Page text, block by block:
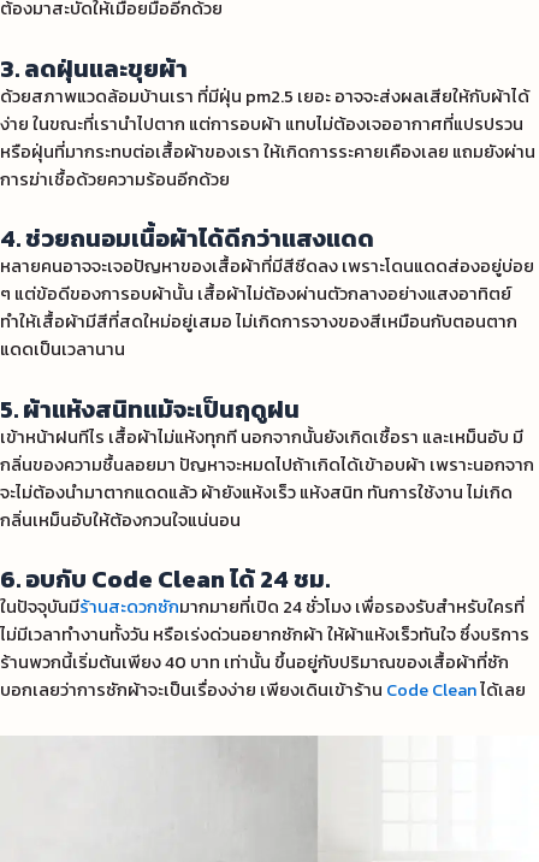
ต้องมาสะบัดให้เมื่อยมืออีกด้วย
3. ลดฝุ่นและขุยผ้า
ด้วยสภาพแวดล้อมบ้านเรา ที่มีฝุ่น pm2.5 เยอะ อาจจะส่งผลเสียให้กับผ้าได้
ง่าย ในขณะที่เรานำไปตาก แต่การอบผ้า แทบไม่ต้องเจออากาศที่แปรปรวน
หรือฝุ่นที่มากระทบต่อเสื้อผ้าของเรา ให้เกิดการระคายเคืองเลย แถมยังผ่าน
การฆ่าเชื้อด้วยความร้อนอีกด้วย
4. ช่วยถนอมเนื้อผ้าได้ดีกว่าแสงแดด
หลายคนอาจจะเจอปัญหาของเสื้อผ้าที่มีสีซีดลง เพราะโดนแดดส่องอยู่บ่อย
ๆ แต่ข้อดีของการอบผ้านั้น เสื้อผ้าไม่ต้องผ่านตัวกลางอย่างแสงอาทิตย์
ทำให้เสื้อผ้ามีสีที่สดใหม่อยู่เสมอ ไม่เกิดการจางของสีเหมือนกับตอนตาก
แดดเป็นเวลานาน
5. ผ้าแห้งสนิทแม้จะเป็นฤดูฝน
เข้าหน้าฝนทีไร เสื้อผ้าไม่แห้งทุกที นอกจากนั้นยังเกิดเชื้อรา และเหม็นอับ มี
กลิ่นของความชื้นลอยมา ปัญหาจะหมดไปถ้าเกิดได้เข้าอบผ้า เพราะนอกจาก
จะไม่ต้องนำมาตากแดดแล้ว ผ้ายังแห้งเร็ว แห้งสนิท ทันการใช้งาน ไม่เกิด
กลิ่นเหม็นอับให้ต้องกวนใจแน่นอน
6. อบกับ Code Clean ได้ 24 ชม.
ในปัจจุบันมีร้านสะดวกซักมากมายที่เปิด 24 ชั่วโมง เพื่อรองรับสำหรับใครที่
ไม่มีเวลาทำงานทั้งวัน หรือเร่งด่วนอยากซักผ้า ให้ผ้าแห้งเร็วทันใจ ซึ่งบริการ
ร้านพวกนี้เริ่มต้นเพียง 40 บาท เท่านั้น ขึ้นอยู่กับปริมาณของเสื้อผ้าที่ซัก
บอกเลยว่าการซักผ้าจะเป็นเรื่องง่าย เพียงเดินเข้าร้าน Code Cleanได้เลย